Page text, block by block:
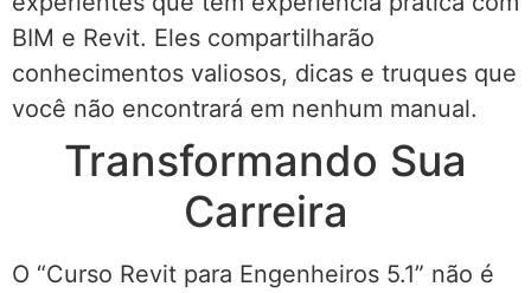
BIM e Revit. Eles compartilharão
conhecimentos valiosos, dicas e truques que
você não encontrará em nenhum manual.
Transformando Sua
Carreira
O “Curso Revit para Engenheiros 5.1” não é